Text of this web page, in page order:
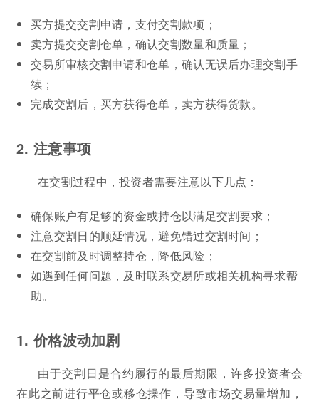
买方提交交割申请，支付交割款项；
卖方提交交割仓单，确认交割数量和质量；
交易所审核交割申请和仓单，确认无误后办理交割手
续；
完成交割后，买方获得仓单，卖方获得货款。
2. 注意事项
在交割过程中，投资者需要注意以下几点：
确保账户有足够的资金或持仓以满足交割要求；
注意交割日的顺延情况，避免错过交割时间；
在交割前及时调整持仓，降低风险；
如遇到任何问题，及时联系交易所或相关机构寻求帮
助。
1. 价格波动加剧
由于交割日是合约履行的最后期限，许多投资者会
在此之前进行平仓或移仓操作，导致市场交易量增加，